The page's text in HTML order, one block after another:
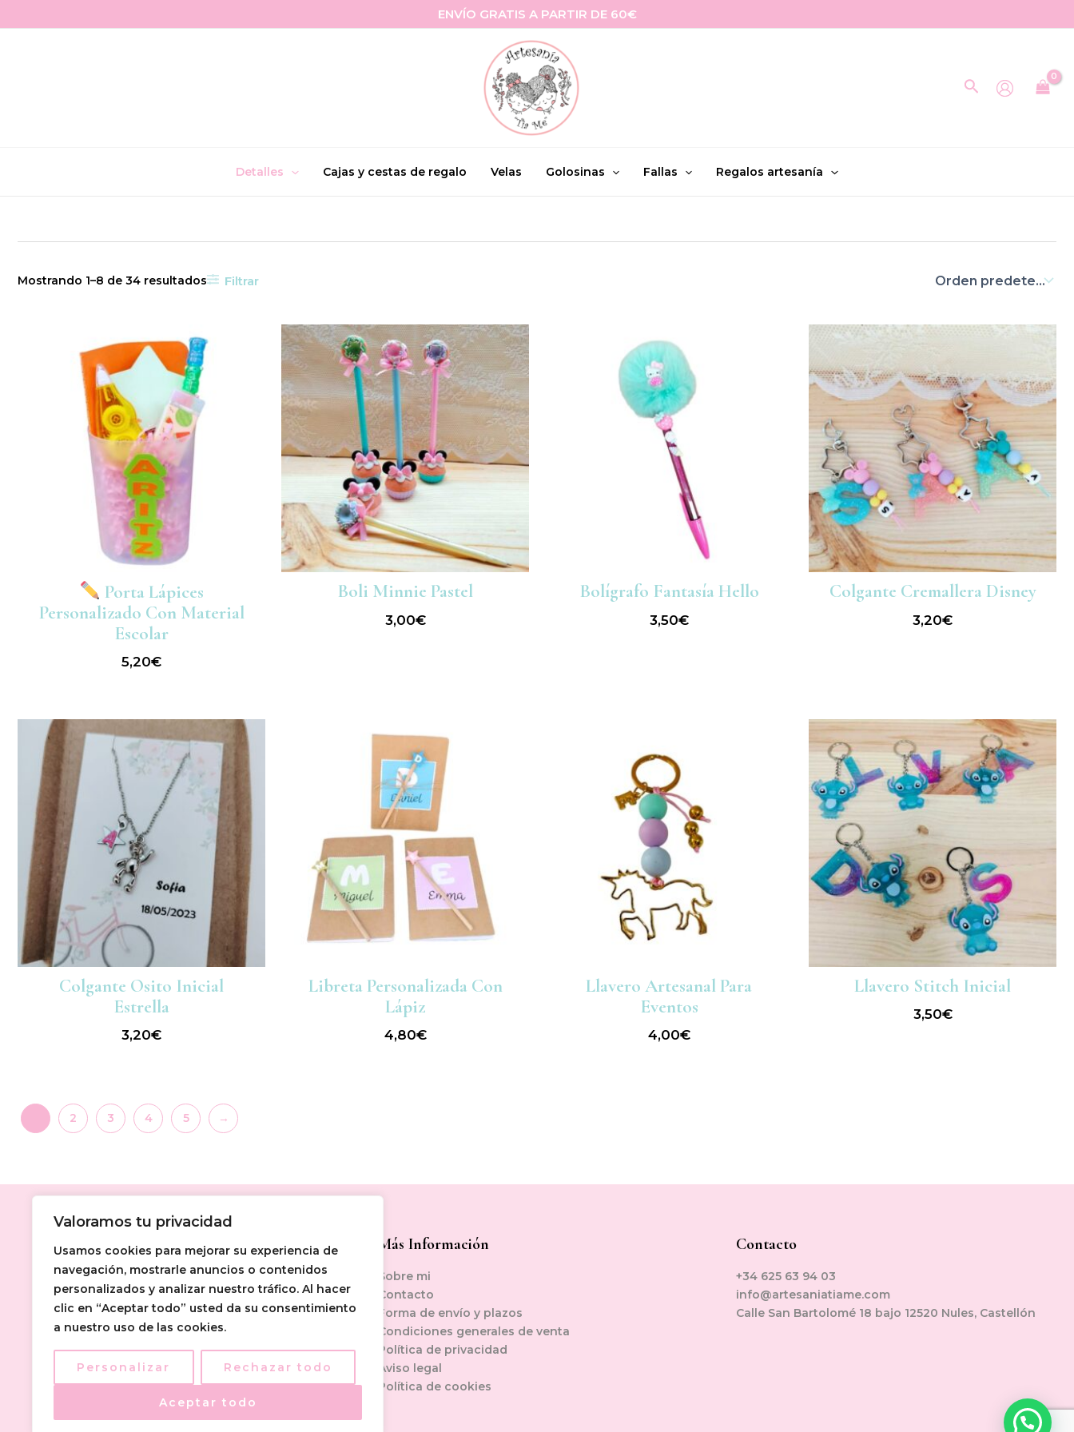
Valoramos tu privacidad
Usamos cookies para mejorar su experiencia de
navegación, mostrarle anuncios o contenidos
personalizados y analizar nuestro tráfico. Al hacer
clic en “Aceptar todo” usted da su consentimiento
a nuestro uso de las cookies.
Personalizar Rechazar todo
Aceptar todo
al
ENVÍO GRATIS A PARTIR DE 60€
Buscar
Detalles Cajas y cestas de regalo Velas Golosinas Fallas Regalos artesanía
Mostrando 1–8 de 34 resultados Filtrar
Porta Lápices
Personalizado Con Material
Escolar
5,20€
Boli Minnie Pastel
3,00€
Bolígrafo Fantasía Hello
3,50€
Colgante Cremallera Disney
3,20€
Colgante Osito Inicial
Estrella
3,20€
Libreta Personalizada Con
Lápiz
4,80€
Llavero Artesanal Para
Eventos
4,00€
Llavero Stitch Inicial
3,50€
2 3 4 5 →
Más Información
Sobre mi
Contacto
Forma de envío y plazos
Condiciones generales de venta
Política de privacidad
Aviso legal
Política de cookies
Contacto
+34 625 63 94 03
info@artesaniatiame.com
Calle San Bartolomé 18 bajo 12520 Nules, Castellón